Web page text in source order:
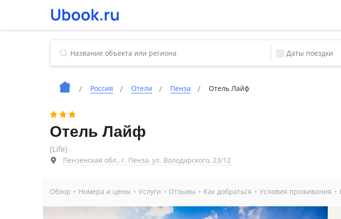
Россия Отели Пенза Отель Лайф
Отель Лайф
(Life)
Пензенская обл., г. Пенза, ул. Володарского, 23/12
Обзор Номера и цены Услуги Отзывы Как добраться Условия проживания